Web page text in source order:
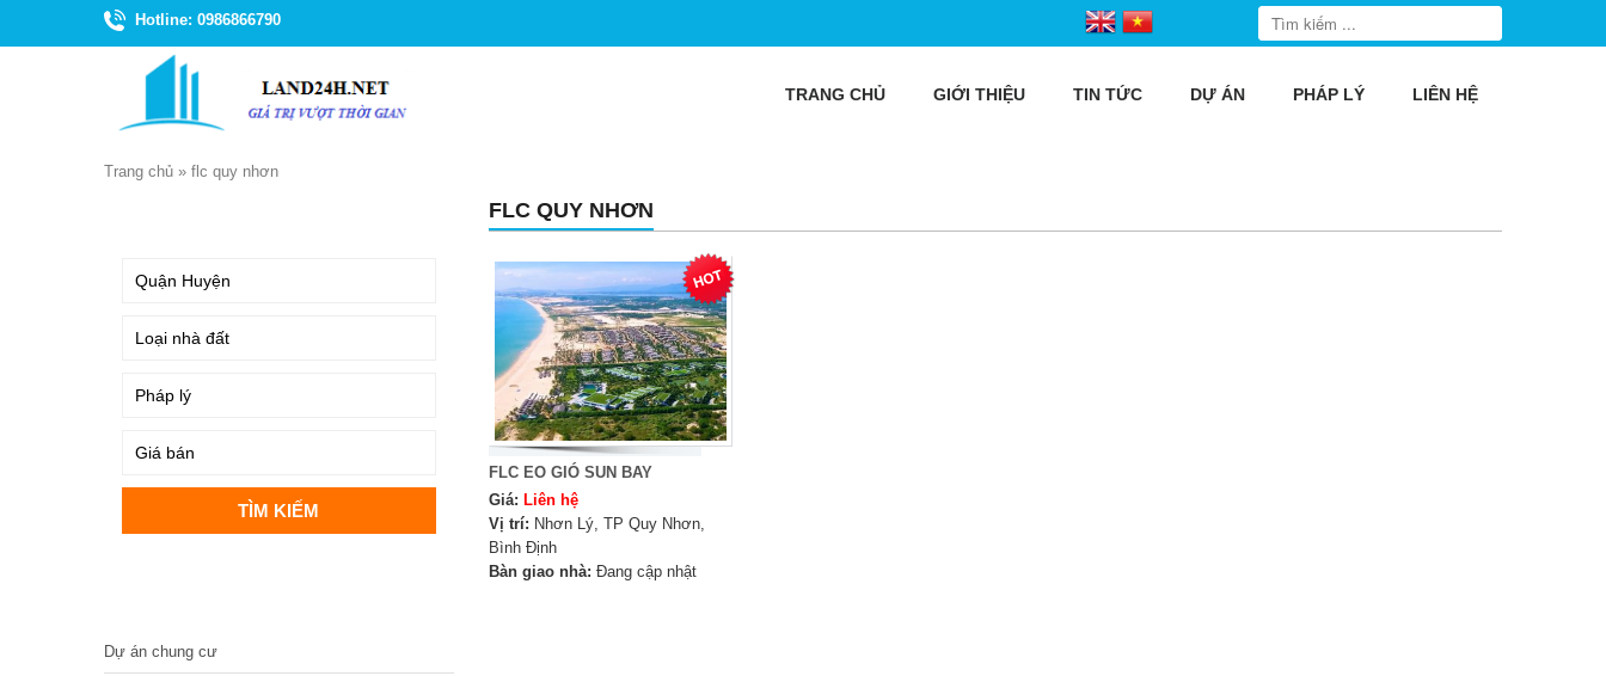
Hotline: 0986866790
TRANG CHỦ GIỚI THIỆU TIN TỨC DỰ ÁN PHÁP LÝ LIÊN HỆ
Trang chủ » flc quy nhơn
FLC QUY NHƠN
FLC EO GIÓ SUN BAY
Giá: Liên hệ
Vị trí: Nhơn Lý, TP Quy Nhơn,
Bình Định
Bàn giao nhà: Đang cập nhật
Dự án chung cư